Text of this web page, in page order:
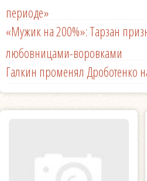
периоде»
«Мужик на 200%»: Тарзан
любовницами-воровками
Галкин променял Дроботенко